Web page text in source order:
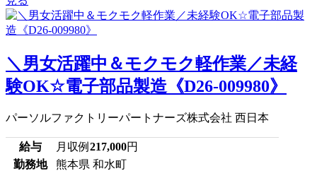
＼男女活躍中＆モクモク軽作業／未経
験OK☆電子部品製造《D26-009980》
パーソルファクトリーパートナーズ株式会社 西日本
給与 月収例 217,000円
勤務地
熊本県 和水町